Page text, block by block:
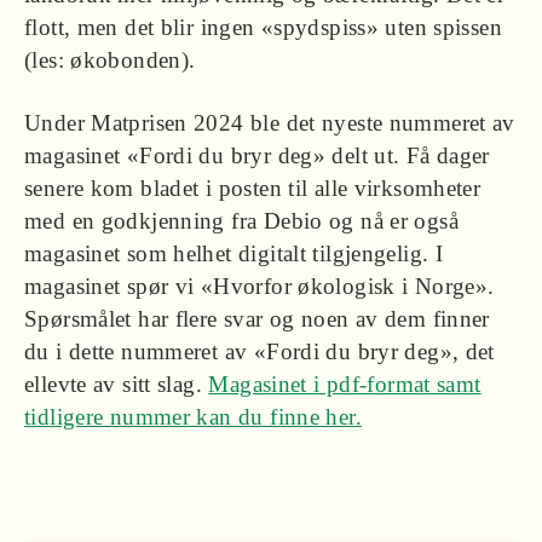
flott, men det blir ingen «spydspiss» uten spissen
(les: økobonden).
Under Matprisen 2024 ble det nyeste nummeret av
magasinet «Fordi du bryr deg» delt ut. Få dager
senere kom bladet i posten til alle virksomheter
med en godkjenning fra Debio og nå er også
magasinet som helhet digitalt tilgjengelig. I
magasinet spør vi «Hvorfor økologisk i Norge».
Spørsmålet har flere svar og noen av dem finner
du i dette nummeret av «Fordi du bryr deg», det
ellevte av sitt slag.Magasinet i pdf-format samt
tidligere nummer kan du finne her.